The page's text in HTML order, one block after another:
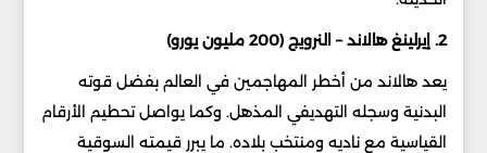
2. إيرلينغ هالاند – النرويج (200 مليون يورو)
يعد هالاند من أخطر المهاجمين في العالم بفضل قوته
البدنية وسجله التهديفي المذهل. وكما يواصل تحطيم الأرقام
القياسية مع ناديه ومنتخب بلاده. ما يبرر قيمته السوقية